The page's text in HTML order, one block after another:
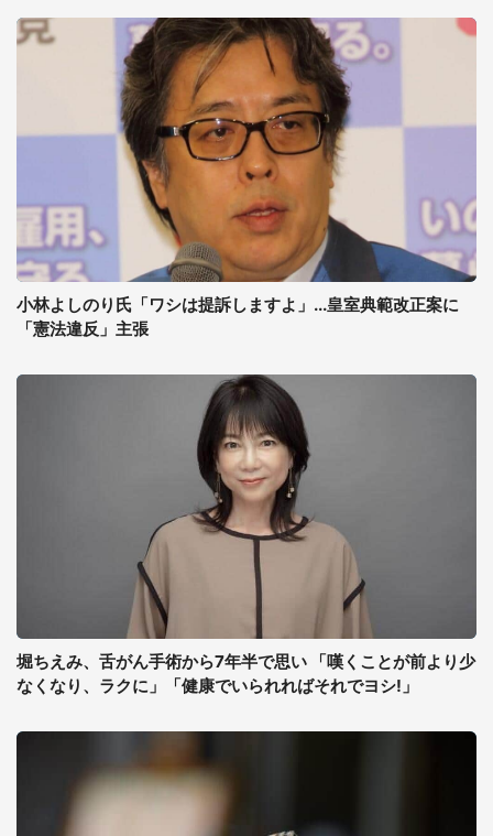
小林よしのり氏「ワシは提訴しますよ」...皇室典範改正案に
「憲法違反」主張
堀ちえみ、舌がん手術から7年半で思い 「嘆くことが前より少
なくなり、ラクに」「健康でいられればそれでヨシ!」